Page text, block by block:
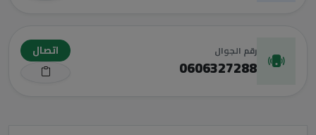
رقم الجوال
0606327288
اتصال